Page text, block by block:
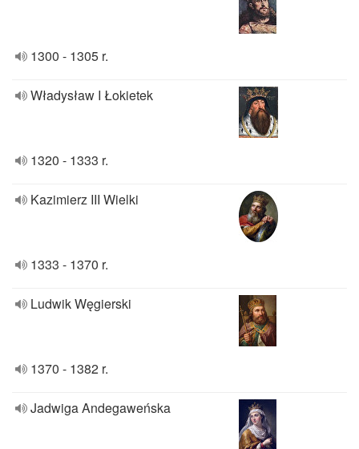
1300 - 1305 r.
Władysław I Łokietek
1320 - 1333 r.
Kazimierz III Wielki
1333 - 1370 r.
Ludwik Węgierski
1370 - 1382 r.
Jadwiga Andegaweńska